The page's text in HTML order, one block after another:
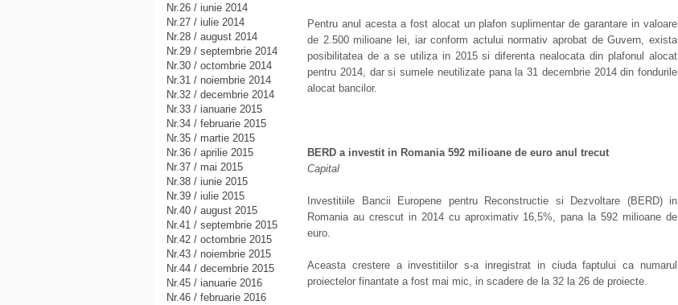
Pentru anul acesta a fost alocat un plafon suplimentar de garantare in valoare
de 2.500 milioane lei, iar conform actului normativ aprobat de Guvern, exista
posibilitatea de a se utiliza in 2015 si diferenta nealocata din plafonul alocat
pentru 2014, dar si sumele neutilizate pana la 31 decembrie 2014 din fondurile
alocat bancilor.
BERD a investit in Romania 592 milioane de euro anul trecut
Capital
Investitiile Bancii Europene pentru Reconstructie si Dezvoltare (BERD) in
Romania au crescut in 2014 cu aproximativ 16,5%, pana la 592 milioane de
euro.
Aceasta crestere a investitiilor s-a inregistrat in ciuda faptului ca numarul
proiectelor finantate a fost mai mic, in scadere de la 32 la 26 de proiecte.
Nr.26 / iunie 2014
Nr.27 / iulie 2014
Nr.28 / august 2014
Nr.29 / septembrie 2014
Nr.30 / octombrie 2014
Nr.31 / noiembrie 2014
Nr.32 / decembrie 2014
Nr.33 / ianuarie 2015
Nr.34 / februarie 2015
Nr.35 / martie 2015
Nr.36 / aprilie 2015
Nr.37 / mai 2015
Nr.38 / iunie 2015
Nr.39 / iulie 2015
Nr.40 / august 2015
Nr.41 / septembrie 2015
Nr.42 / octombrie 2015
Nr.43 / noiembrie 2015
Nr.44 / decembrie 2015
Nr.45 / ianuarie 2016
Nr.46 / februarie 2016